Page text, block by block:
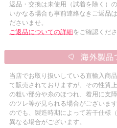
返品・交換は未使用（試着を除く）
いかなる場合も事前連絡なきご返品
ださいませ。
ご返品についての詳細をご確認くださ
当店でお取り扱いしている直輸入商
て販売されておりますが、その性質
の粗い部分や糸のほつれ、着用に支
のツレ等が見られる場合がございま
のでも、製造時期によって若干仕様
異なる場合がございます。